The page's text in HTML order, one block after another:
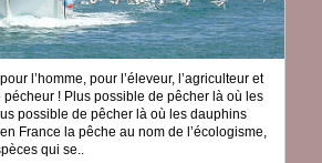
l’homme, pour l’éleveur, l’agriculteur et
! Plus possible de pêcher là où les
possible de pêcher là où les dauphins
France la pêche au nom de l’écologisme,
qui se..